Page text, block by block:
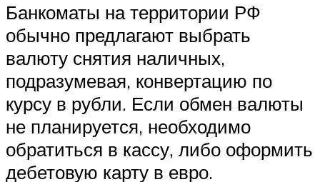
Банкоматы на территории РФ
обычно предлагают выбрать
валюту снятия наличных,
подразумевая, конвертацию по
курсу в рубли. Если обмен валюты
не планируется, необходимо
обратиться в кассу, либо оформить
дебетовую карту в евро.